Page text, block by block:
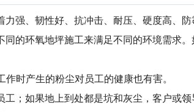
强、韧性好、抗冲击、耐压、硬度高、
的环氧地坪施工来满足不同的环境需求
时产生的粉尘对员工的健康也有害。
；如果地上到处都是坑和灰尘，客户或